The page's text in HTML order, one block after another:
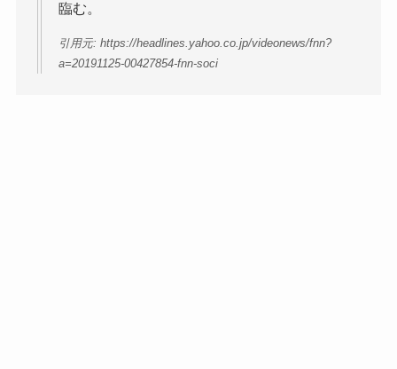
臨む。
引用元: https://headlines.yahoo.co.jp/videonews/fnn?
a=20191125-00427854-fnn-soci